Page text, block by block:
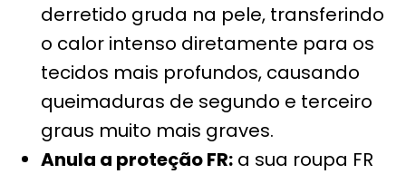
derretido gruda na pele, transferindo
o calor intenso diretamente para os
tecidos mais profundos, causando
queimaduras de segundo e terceiro
graus muito mais graves.
Anula a proteção FR: a sua roupa FR